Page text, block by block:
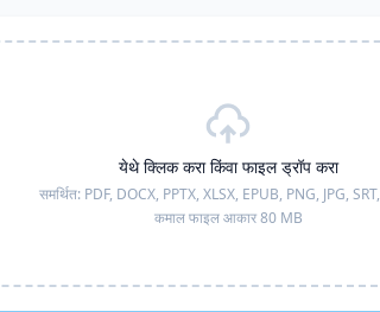
येथे क्लिक करा किंवा फाइल ड्रॉप करा
समर्थित: PDF, DOCX, PPTX, XLSX, EPUB, PNG, JPG, SRT,
कमाल फाइल आकार 80 MB